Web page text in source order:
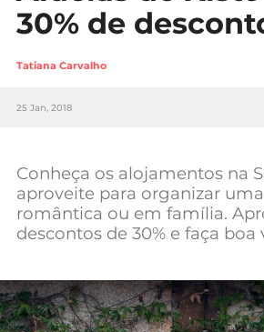
Lifestyle
Sociedade
Tecnologia
Negócios
Mundial 2026
30% de
Tatiana Carvalho
25 Jan, 2018
Conheça os alojamentos na
aproveite para organizar
romântica ou em família.
descontos de 30% e faça boa